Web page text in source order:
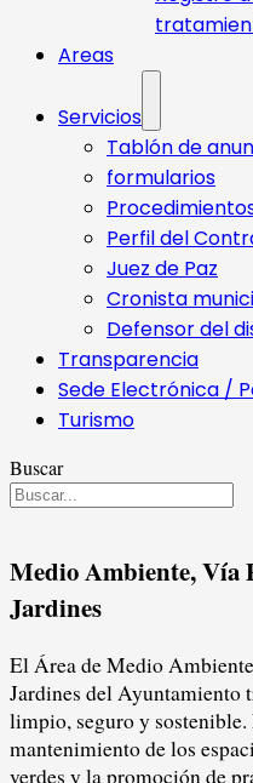
Areas
Servicios
Tablón de
formularios
Perfil del
Juez de Paz
Cronista
Defensor del
Transparencia
Sede Electrónica /
Turismo
Buscar
Medio Ambiente, Vía
Jardines
El Área de Medio
Jardines del Ayuntamiento
limpio, seguro y sostenible.
mantenimiento de los
verdes y la promoción de